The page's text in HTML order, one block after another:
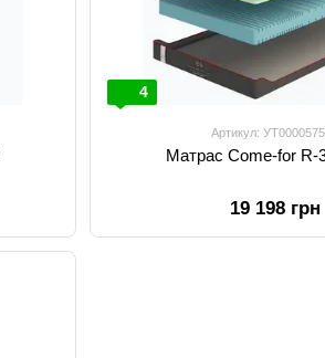
4
Артикул:
Матрас Come-for R-
19 198 грн